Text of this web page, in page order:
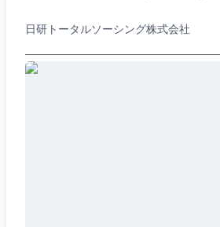
日研トータルソーシング株式会社